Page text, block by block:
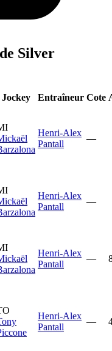
Silver
Jockey Entraîneur Cote
Henri-Alex
Pantall
—
Henri-Alex
Pantall
—
Henri-Alex
Pantall
—
Henri-Alex
Pantall
—